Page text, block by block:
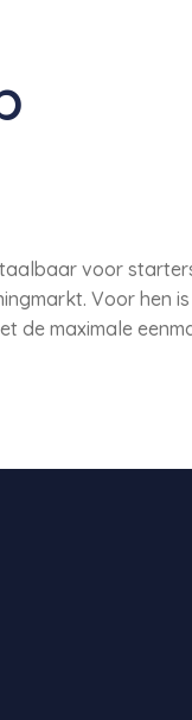
voor
Voor hen is
de maximale